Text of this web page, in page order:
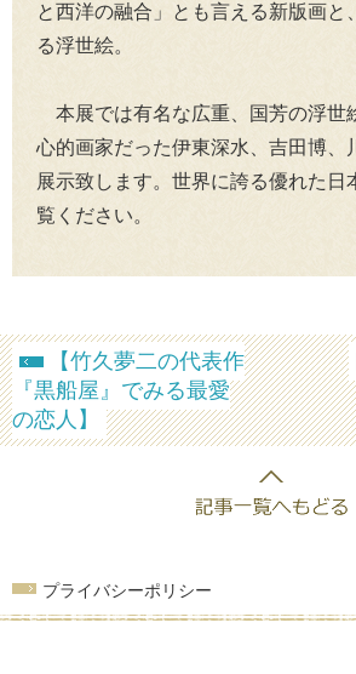
と西洋の融合」とも言える新版画と
る浮世絵。
本展では有名な広重、国芳の浮世
心的画家だった伊東深水、吉田博、
展示致します。世界に誇る優れた日
覧ください。
【竹久夢二の代表作
『黒船屋』でみる最愛
の恋人】
プライバシーポリシー